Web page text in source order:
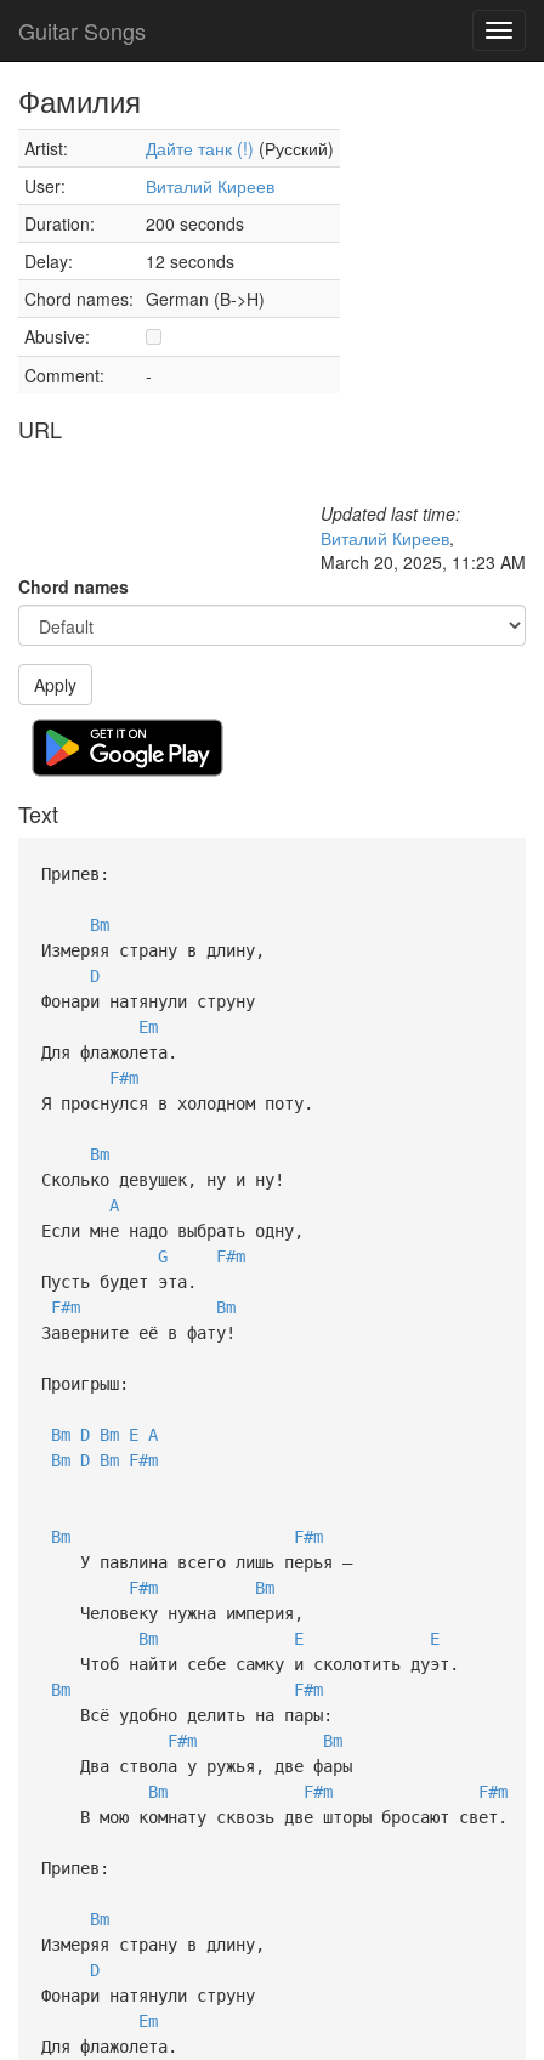
Guitar Songs
Фамилия
Artist: Дайте танк (!) (Русский)
User:
Виталий Киреев
Duration:
200 seconds
Delay:
12 seconds
Chord names: German (B->H)
Abusive:
Comment:
-
URL
Updated last time:
Виталий Киреев,
March 20, 2025, 11:23 AM
Chord names
Apply
Text
Припев:
Bm
Измеряя страну в длину,
D
Фонари натянули струну
Em
Для флажолета.
F#m
Я проснулся в холодном поту.
Bm
Сколько девушек, ну и ну!
A
Если мне надо выбрать одну,
G
F#m
Пусть будет эта.
F#m
Bm
Заверните её в фату!
Проигрыш:
Bm D Bm E A
Bm D Bm F#m
Bm
F#m
У павлина всего лишь перья –
F#m
Bm
Человеку нужна империя,
Bm
E
E
Чтоб найти себе самку и сколотить дуэт.
Bm
F#m
Всё удобно делить на пары:
F#m
Bm
Два ствола у ружья, две фары
Bm
F#m
F#m
В мою комнату сквозь две шторы бросают свет.
Припев:
Bm
Измеряя страну в длину,
D
Фонари натянули струну
Em
Для флажолета.